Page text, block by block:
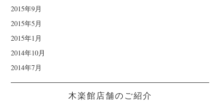
2015年9月
2015年5月
2015年1月
2014年10月
2014年7月
木楽館店舗のご紹介